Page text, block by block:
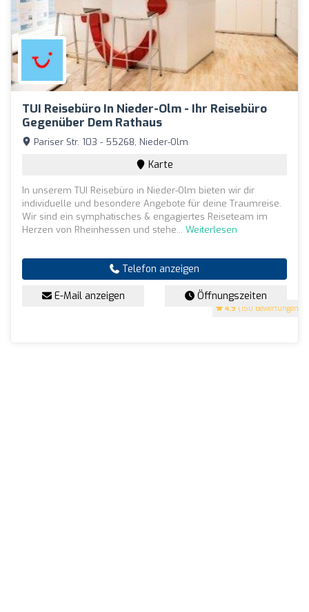
TUI Reisebüro In Nieder-Olm - Ihr Reisebüro
Gegenüber Dem Rathaus
4.9 (150 Bewertungen)
Pariser Str. 103 - 55268, Nieder-Olm
Karte
In unserem TUI Reisebüro in Nieder-Olm bieten wir dir
individuelle und besondere Angebote für deine Traumreise.
Wir sind ein symphatisches & engagiertes Reiseteam im
Herzen von Rheinhessen und stehe... Weiterlesen
Telefon anzeigen
E-Mail anzeigen Öffnungszeiten